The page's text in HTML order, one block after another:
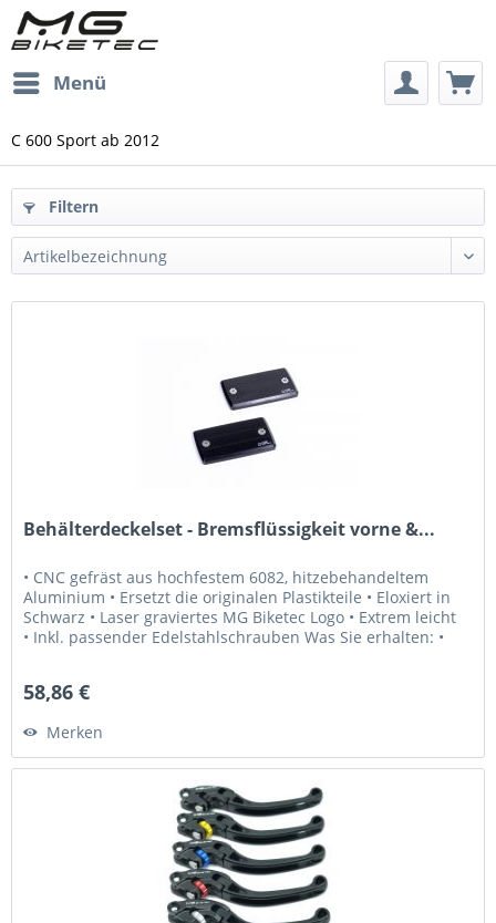
Menü
C 600 Sport ab 2012
Filtern
Behälterdeckelset - Bremsflüssigkeit vorne &...
• CNC gefräst aus hochfestem 6082, hitzebehandeltem
Aluminium • Ersetzt die originalen Plastikteile • Eloxiert in
Schwarz • Laser graviertes MG Biketec Logo • Extrem leicht
• Inkl. passender Edelstahlschrauben Was Sie erhalten: •
58,86 €
Merken